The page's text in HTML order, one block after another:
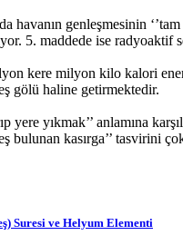
genleşmesinin
5. maddede ise radyoaktif
kere milyon kilo kalori
ateş gölü haline
yere yıkmak’’ anlamına
bulunan kasırga’’ tasvirini
Suresi ve Helyum Elementi